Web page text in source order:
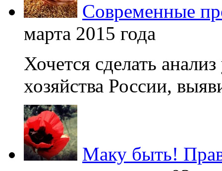
Современные
марта 2015 года
Хочется сделать
хозяйства России,
Маку быть!